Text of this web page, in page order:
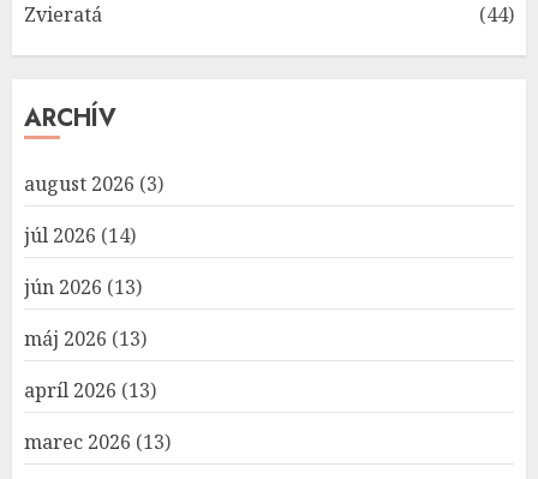
Zvieratá
(44)
ARCHÍV
august 2026 (3)
júl 2026 (14)
jún 2026 (13)
máj 2026 (13)
apríl 2026 (13)
marec 2026 (13)